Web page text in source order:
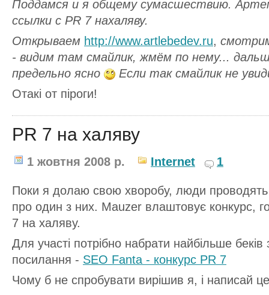
Поддамся и я общему сумасшествию.
ссылки с PR 7 нахаляву.
Открываем http://www.artlebedev.ru,
- видим там смайлик, жмём по нему...
предельно ясно
Если так смайлик не
Отакі от піроги!
PR 7 на халяву
1 жовтня 2008 р. Internet 1
Поки я долаю свою хворобу, люди проводять
про один з них. Mauzer влаштовує конкурс,
7 на халяву.
Для участі потрібно набрати найбільше беків
посилання - SEO Fanta - конкурс PR 7
Чому б не спробувати вирішив я, і написай